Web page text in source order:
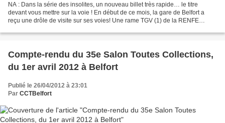
NA : Dans la série des insolites, un nouveau billet très rapide… le titre
devant vous mettre sur la voie ! En début de ce mois, la gare de Belfort a
reçu une drôle de visite sur ses voies! Une rame TGV (1) de la RENFE
Compte-rendu du 35e Salon Toutes Collections,
du 1er avril 2012 à Belfort
Publié le 26/04/2012 à 23:01
Par CCTBelfort